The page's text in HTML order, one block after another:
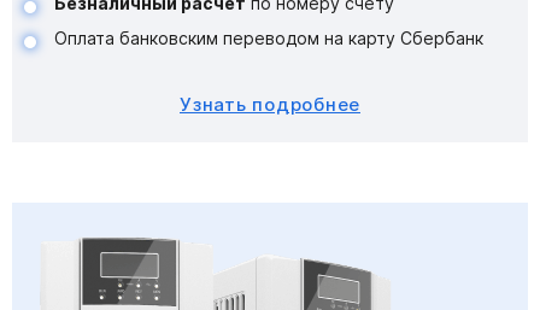
Оплата банковским переводом на карту Сбербанк
Узнать подробнее